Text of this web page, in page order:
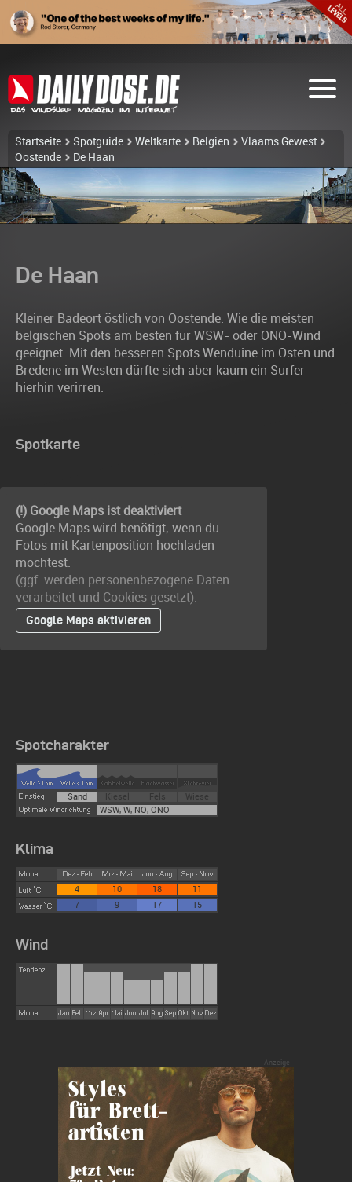
Startseite Spotguide Weltkarte Belgien
Vlaams Gewest
Oostende
De Haan
De Haan
Kleiner Badeort östlich von Oostende. Wie die meisten
belgischen Spots am besten für WSW- oder ONO-Wind
geeignet. Mit den besseren Spots Wenduine im Osten und
Bredene im Westen dürfte sich aber kaum ein Surfer
hierhin verirren.
Spotkarte
(!) Google Maps ist deaktiviert
Google Maps wird benötigt, wenn du
Fotos mit Kartenposition hochladen
möchtest.
(ggf. werden personen­bezogene Daten
verarbeitet und Cookies gesetzt).
Google Maps aktivieren
Spotcharakter
Sand Kiesel Fels
Wiese
WSW, W, NO, ONO
Klima
4 10 18
11
7
9 17 15
Wind